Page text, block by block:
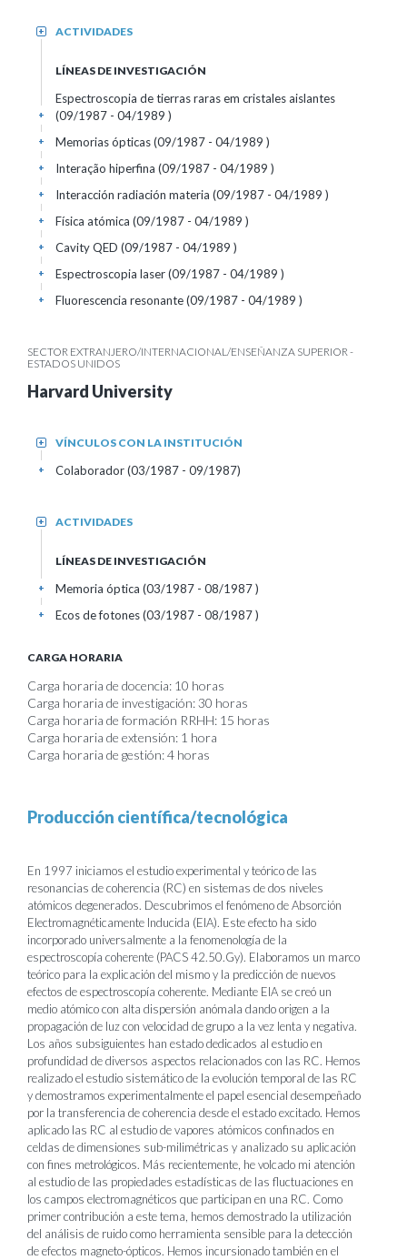
ACTIVIDADES
+
LÍNEAS DE INVESTIGACIÓN
Espectroscopia de tierras raras em cristales aislantes
(09/1987 - 04/1989 )
+
Memorias ópticas (09/1987 - 04/1989 )
+
Interação hiperfina (09/1987 - 04/1989 )
+
Interacción radiación materia (09/1987 - 04/1989 )
+
Física atómica (09/1987 - 04/1989 )
+
Cavity QED (09/1987 - 04/1989 )
+
Espectroscopia laser (09/1987 - 04/1989 )
+
Fluorescencia resonante (09/1987 - 04/1989 )
+
SECTOR EXTRANJERO/INTERNACIONAL/ENSEÑANZA SUPERIOR -
ESTADOS UNIDOS
Harvard University
VÍNCULOS CON LA INSTITUCIÓN
+
Colaborador (03/1987 - 09/1987)
+
ACTIVIDADES
+
LÍNEAS DE INVESTIGACIÓN
Memoria óptica (03/1987 - 08/1987 )
+
Ecos de fotones (03/1987 - 08/1987 )
+
CARGA HORARIA
Carga horaria de docencia: 10 horas
Carga horaria de investigación: 30 horas
Carga horaria de formación RRHH: 15 horas
Carga horaria de extensión: 1 hora
Carga horaria de gestión: 4 horas
Producción científica/tecnológica
En 1997 iniciamos el estudio experimental y teórico de las
resonancias de coherencia (RC) en sistemas de dos niveles
atómicos degenerados. Descubrimos el fenómeno de Absorción
Electromagnéticamente Inducida (EIA). Este efecto ha sido
incorporado universalmente a la fenomenología de la
espectroscopía coherente (PACS 42.50.Gy). Elaboramos un marco
teórico para la explicación del mismo y la predicción de nuevos
efectos de espectroscopía coherente. Mediante EIA se creó un
medio atómico con alta dispersión anómala dando origen a la
propagación de luz con velocidad de grupo a la vez lenta y negativa.
Los años subsiguientes han estado dedicados al estudio en
profundidad de diversos aspectos relacionados con las RC. Hemos
realizado el estudio sistemático de la evolución temporal de las RC
y demostramos experimentalmente el papel esencial desempeñado
por la transferencia de coherencia desde el estado excitado. Hemos
aplicado las RC al estudio de vapores atómicos confinados en
celdas de dimensiones sub-milimétricas y analizado su aplicación
con fines metrológicos. Más recientemente, he volcado mi atención
al estudio de las propiedades estadísticas de las fluctuaciones en
los campos electromagnéticos que participan en una RC. Como
primer contribución a este tema, hemos demostrado la utilización
del análisis de ruido como herramienta sensible para la detección
de efectos magneto-ópticos. Hemos incursionado también en el